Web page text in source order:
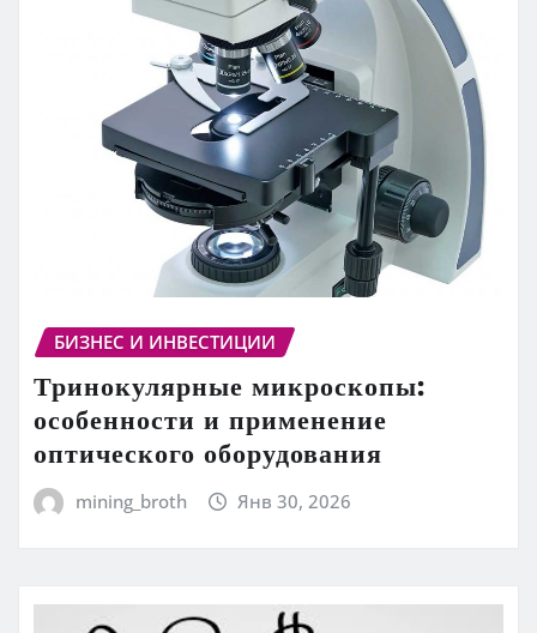
БИЗНЕС И ИНВЕСТИЦИИ
Тринокулярные микроскопы:
особенности и применение
оптического оборудования
mining_broth Янв 30, 2026